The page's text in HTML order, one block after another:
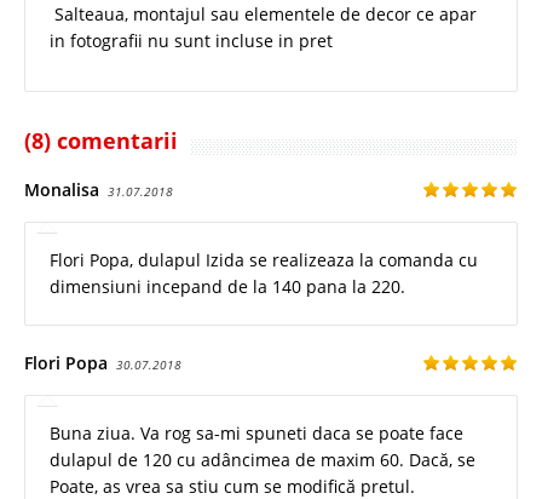
Salteaua, montajul sau elementele de decor ce apar
in fotografii nu sunt incluse in pret
(8) comentarii
Monalisa 31.07.2018
Flori Popa, dulapul Izida se realizeaza la comanda cu
dimensiuni incepand de la 140 pana la 220.
Flori Popa 30.07.2018
Buna ziua. Va rog sa-mi spuneti daca se poate face
dulapul de 120 cu adâncimea de maxim 60. Dacă, se
Poate, as vrea sa stiu cum se modifică pretul.